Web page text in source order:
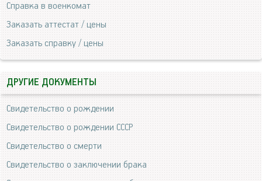
Справка в военкомат
Заказать аттестат / цены
Заказать справку / цены
ДРУГИЕ ДОКУМЕНТЫ
Свидетельство о рождении
Свидетельство о рождении СССР
Свидетельство о смерти
Свидетельство о заключении брака